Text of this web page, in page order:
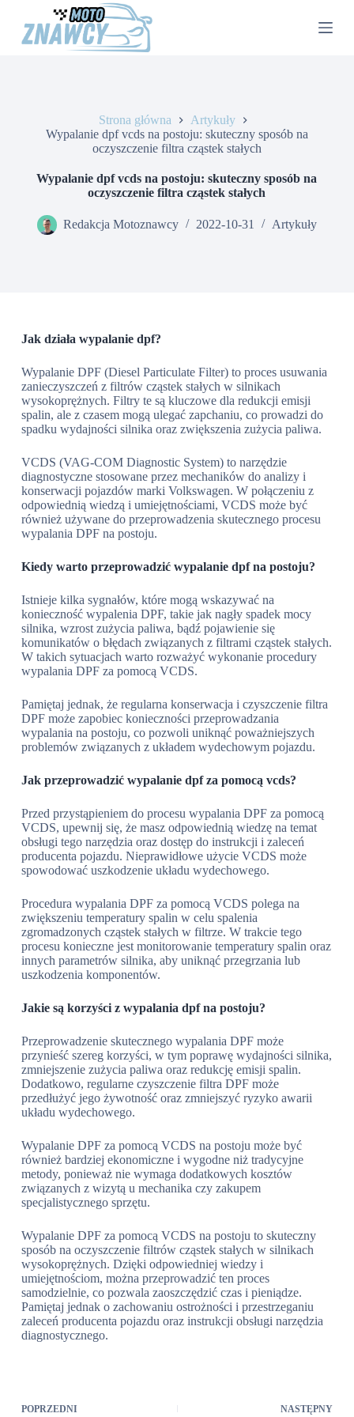
Strona główna
Artykuły
Wypalanie dpf vcds na postoju: skuteczny sposób na
oczyszczenie filtra cząstek stałych
Wypalanie dpf vcds na postoju: skuteczny sposób na
oczyszczenie filtra cząstek stałych
Redakcja Motoznawcy 2022-10-31 Artykuły
Jak działa wypalanie dpf?
Wypalanie DPF (Diesel Particulate Filter) to proces usuwania
zanieczyszczeń z filtrów cząstek stałych w silnikach
wysokoprężnych. Filtry te są kluczowe dla redukcji emisji
spalin, ale z czasem mogą ulegać zapchaniu, co prowadzi do
spadku wydajności silnika oraz zwiększenia zużycia paliwa.
VCDS (VAG-COM Diagnostic System) to narzędzie
diagnostyczne stosowane przez mechaników do analizy i
konserwacji pojazdów marki Volkswagen. W połączeniu z
odpowiednią wiedzą i umiejętnościami, VCDS może być
również używane do przeprowadzenia skutecznego procesu
wypalania DPF na postoju.
Kiedy warto przeprowadzić wypalanie dpf na postoju?
Istnieje kilka sygnałów, które mogą wskazywać na
konieczność wypalenia DPF, takie jak nagły spadek mocy
silnika, wzrost zużycia paliwa, bądź pojawienie się
komunikatów o błędach związanych z filtrami cząstek stałych.
W takich sytuacjach warto rozważyć wykonanie procedury
wypalania DPF za pomocą VCDS.
Pamiętaj jednak, że regularna konserwacja i czyszczenie filtra
DPF może zapobiec konieczności przeprowadzania
wypalania na postoju, co pozwoli uniknąć poważniejszych
problemów związanych z układem wydechowym pojazdu.
Jak przeprowadzić wypalanie dpf za pomocą vcds?
Przed przystąpieniem do procesu wypalania DPF za pomocą
VCDS, upewnij się, że masz odpowiednią wiedzę na temat
obsługi tego narzędzia oraz dostęp do instrukcji i zaleceń
producenta pojazdu. Nieprawidłowe użycie VCDS może
spowodować uszkodzenie układu wydechowego.
Procedura wypalania DPF za pomocą VCDS polega na
zwiększeniu temperatury spalin w celu spalenia
zgromadzonych cząstek stałych w filtrze. W trakcie tego
procesu konieczne jest monitorowanie temperatury spalin oraz
innych parametrów silnika, aby uniknąć przegrzania lub
uszkodzenia komponentów.
Jakie są korzyści z wypalania dpf na postoju?
Przeprowadzenie skutecznego wypalania DPF może
przynieść szereg korzyści, w tym poprawę wydajności silnika,
zmniejszenie zużycia paliwa oraz redukcję emisji spalin.
Dodatkowo, regularne czyszczenie filtra DPF może
przedłużyć jego żywotność oraz zmniejszyć ryzyko awarii
układu wydechowego.
Wypalanie DPF za pomocą VCDS na postoju może być
również bardziej ekonomiczne i wygodne niż tradycyjne
metody, ponieważ nie wymaga dodatkowych kosztów
związanych z wizytą u mechanika czy zakupem
specjalistycznego sprzętu.
Wypalanie DPF za pomocą VCDS na postoju to skuteczny
sposób na oczyszczenie filtrów cząstek stałych w silnikach
wysokoprężnych. Dzięki odpowiedniej wiedzy i
umiejętnościom, można przeprowadzić ten proces
samodzielnie, co pozwala zaoszczędzić czas i pieniądze.
Pamiętaj jednak o zachowaniu ostrożności i przestrzeganiu
zaleceń producenta pojazdu oraz instrukcji obsługi narzędzia
diagnostycznego.
POPRZEDNI NASTĘPNY